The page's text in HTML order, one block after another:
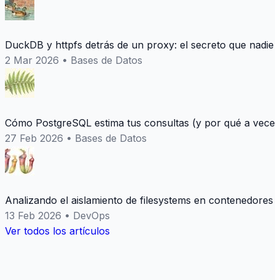
DuckDB y httpfs detrás de un proxy: el secreto que
2 Mar 2026 • Bases de Datos
Cómo PostgreSQL estima tus consultas (y por qué a
27 Feb 2026 • Bases de Datos
Analizando el aislamiento de filesystems en
13 Feb 2026 • DevOps
Ver todos los artículos